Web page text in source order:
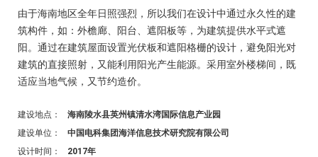
由于海南地区全年日照强烈，所以我们在设计中通过永久性的建
筑构件，如：外檐廊、阳台、遮阳板等，为建筑提供水平式遮
阳。通过在建筑屋面设置光伏板和遮阳格栅的设计，避免阳光对
建筑的直接照射，又能利用阳光产生能源。采用室外楼梯间，既
适应当地气候，又节约造价。
建设地点：
海南陵水县英州镇清水湾国际信息产业园
建设单位：
中国电科集团海洋信息技术研究院有限公司
设计时间：
2017年